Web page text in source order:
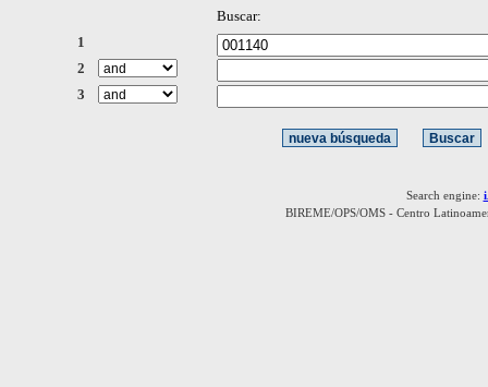
Buscar:
1
2
3
Search engine:
BIREME/OPS/OMS - Centro